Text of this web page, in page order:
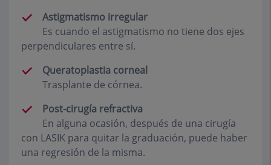
Astigmatismo irregular
Es cuando el astigmatismo no tiene dos ejes
perpendiculares entre sí.
Queratoplastia corneal
Trasplante de córnea.
Post-cirugía refractiva
En alguna ocasión, después de una cirugía
con LASIK para quitar la graduación, puede haber
una regresión de la misma.